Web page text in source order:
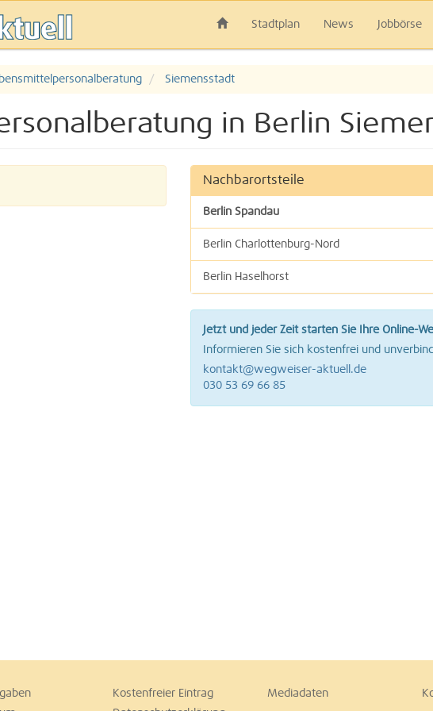
Stadtplan News Jobbörse
Siemensstadt
in Berlin
Nachbarortsteile
Berlin Spandau
Berlin Charlottenburg-Nord
Berlin Haselhorst
Berlin Tegel
Berlin Westend
Jetzt und jeder Zeit starten Sie Ihre Online-
Informieren Sie sich kostenfrei und
kontakt@wegweiser-aktuell.de
030 53 69 66 85
Kostenfreier Eintrag Mediadaten